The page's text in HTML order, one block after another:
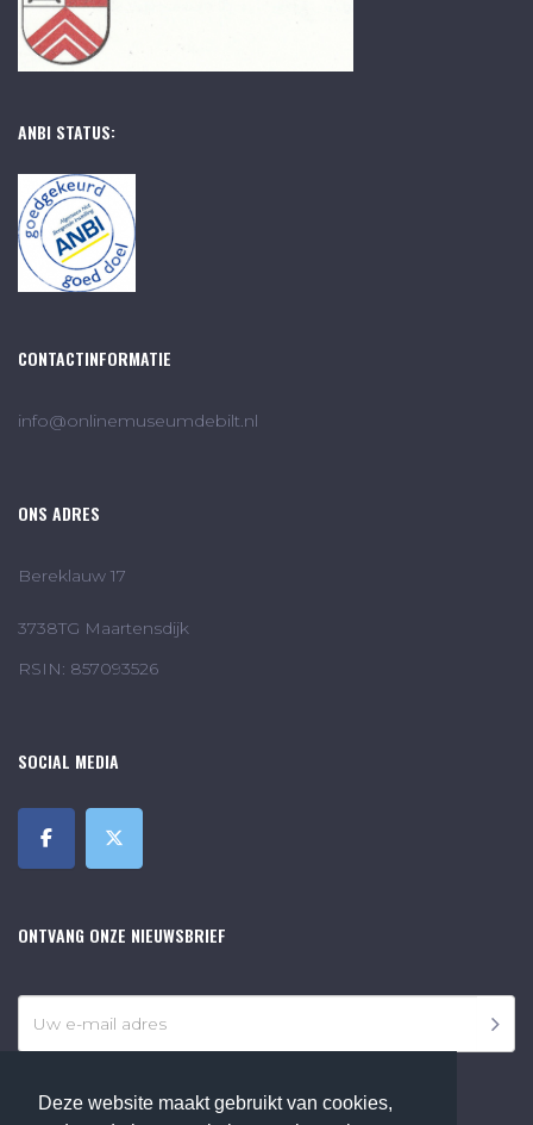
Deze website maakt gebruikt van cookies,
ANBI STATUS:
CONTACTINFORMATIE
info@onlinemuseumdebilt.nl
ONS ADRES
Bereklauw 17
3738TG Maartensdijk
RSIN: 857093526
SOCIAL MEDIA
ONTVANG ONZE NIEUWSBRIEF